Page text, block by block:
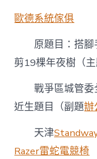
歐德系統傢俱
原題目：搭
剪19棵年夜樹（主
戰爭區城管
近生題目（副題辦
天津
Razer雷蛇電競椅